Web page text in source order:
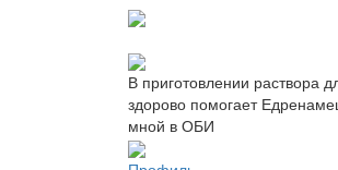
В приготовлении раствора
здорово помогает
мной в ОБИ